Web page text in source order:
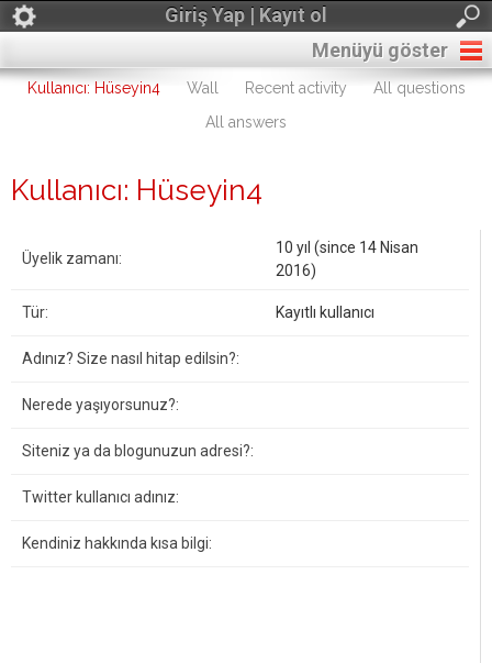
Giriş Yap | Kayıt ol
Menüyü göster
Kullanıcı: Hüseyin4 Wall Recent activity
All questions
All answers
Kullanıcı: Hüseyin4
Üyelik zamanı:
10 yıl (since 14 Nisan
2016)
Tür: Kayıtlı kullanıcı
Adınız? Size nasıl hitap edilsin?:
Nerede yaşıyorsunuz?:
Siteniz ya da blogunuzun adresi?:
Twitter kullanıcı adınız:
Kendiniz hakkında kısa bilgi: